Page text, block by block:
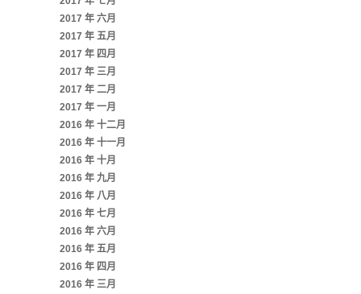
2017 年 六月
2017 年 五月
2017 年 四月
2017 年 三月
2017 年 二月
2017 年 一月
2016 年 十二月
2016 年 十一月
2016 年 十月
2016 年 九月
2016 年 八月
2016 年 七月
2016 年 六月
2016 年 五月
2016 年 四月
2016 年 三月